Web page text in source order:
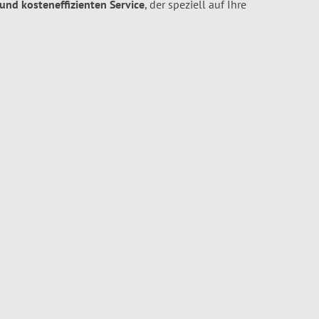
kosteneffizienten Service, der speziell auf Ihre